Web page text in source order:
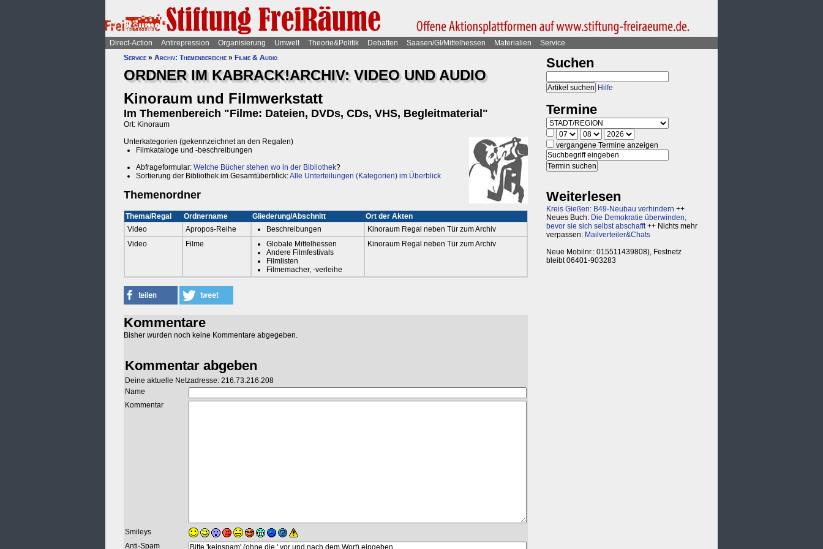
Direct-Action Antirepression Organisierung Umwelt Theorie&Politik Debatten Saasen/GI/Mittelhessen Materialien
Service
Service » Archiv: Themenbereiche » Filme & Audio
ORDNER IM KABRACK!ARCHIV: VIDEO UND AUDIO
Kinoraum und Filmwerkstatt
Im Themenbereich "Filme: Dateien, DVDs, CDs, VHS, Begleitmaterial"
Ort: Kinoraum
Unterkategorien (gekennzeichnet an den Regalen)
Filmkataloge und -beschreibungen
Abfrageformular: Welche Bücher stehen wo in der Bibliothek?
Sortierung der Bibliothek im Gesamtüberblick:Alle Unterteilungen (Kategorien) im Überblick
Themenordner
Thema/Regal Ordnername Gliederung/Abschnitt
Ort der Akten
Video
Apropos-Reihe Beschreibungen
Kinoraum Regal neben Tür zum Archiv
Video
Filme
Globale Mittelhessen
Andere Filmfestivals
Filmlisten
Filmemacher, -verleihe
Kinoraum Regal neben Tür zum Archiv
Kommentare
Bisher wurden noch keine Kommentare abgegeben.
Kommentar abgeben
Deine aktuelle Netzadresse: 216.73.216.208
Name
Kommentar
Smileys
Anti-Spam
Suchen
Hilfe
Termine
vergangene Termine anzeigen
Weiterlesen
Kreis Gießen: B49-Neubau verhindern ++
Neues Buch: Die Demokratie überwinden,
bevor sie sich selbst abschafft++ Nichts mehr
verpassen: Mailverteiler&Chats
Neue Mobilnr.: 015511439808), Festnetz
bleibt 06401-903283